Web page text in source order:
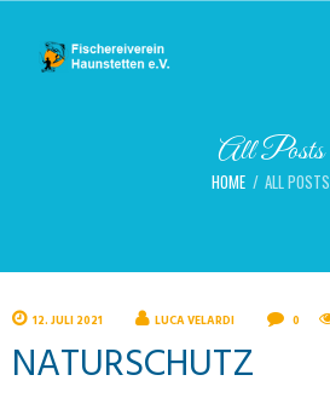
All Posts
HOME ALL POSTS
12. JULI 2021 LUCA VELARDI 0
NATURSCHUTZ